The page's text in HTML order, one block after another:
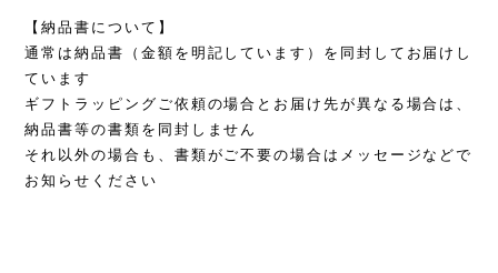
【納品書について】
通常は納品書（金額を明記しています）を同封してお届けし
ています
ギフトラッピングご依頼の場合とお届け先が異なる場合は、
納品書等の書類を同封しません
それ以外の場合も、書類がご不要の場合はメッセージなどで
お知らせください